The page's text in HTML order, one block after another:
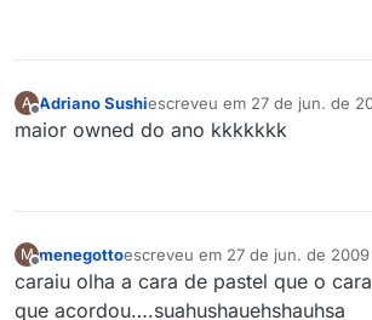
A
Offline
Adriano Sushiescreveu em 27 de jun. de
última edição por
maior owned do ano kkkkkkk
M
Offline
menegottoescreveu em 27 de jun. de 2009
última edição por
caraiu olha a cara de pastel que o
que acordou….suahushauehshauhsa